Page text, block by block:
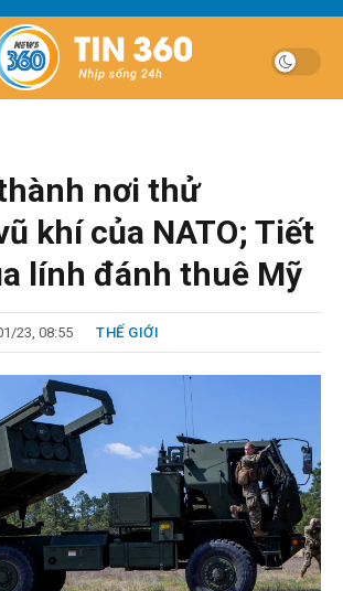
nơi thử
khí của NATO; Tiết
lính đánh thuê Mỹ
23, 08:55 THẾ GIỚI